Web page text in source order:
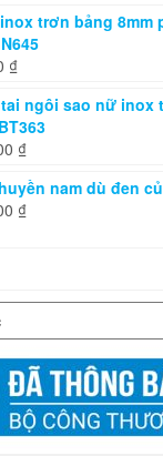
trơn bảng 8mm
₫
ngôi sao nữ inox
₫
nam dù đen
₫